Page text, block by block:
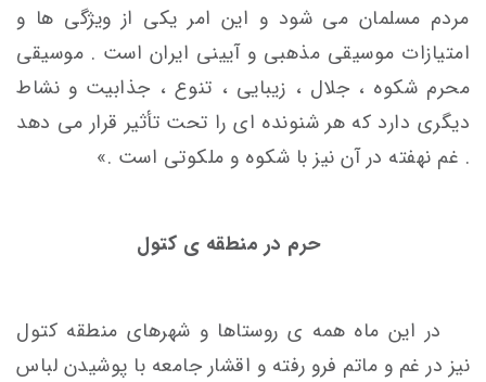
مردم مسلمان می شود و این امر یکی از ویژگی ها و
امتیازات موسیقی مذهبی و آیینی ایران است . موسیقی
محرم شکوه ، جلال ، زیبایی ، تنوع ، جذابیت و نشاط
دیگری دارد که هر شنونده ای را تحت تأثیر قرار می دهد
. غم نهفته در آن نیز با شکوه و ملکوتی است .»
حرم در منطقه ی کتول
در این ماه همه ی روستاها و شهرهای منطقه کتول
نیز در غم و ماتم فرو رفته و اقشار جامعه با پوشیدن لباس